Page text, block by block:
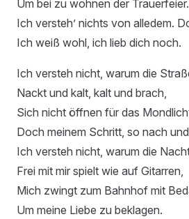
Um bei zu wohnen der Trauerfeier.
Ich versteh’ nichts von alledem.
Ich weiß wohl, ich lieb dich noch.
Ich versteh nicht, warum die
Nackt und kalt, kalt und brach,
Sich nicht öffnen für das
Doch meinem Schritt, so nach
Ich versteh nicht, warum die
Frei mit mir spielt wie auf Gitarren,
Mich zwingt zum Bahnhof mit
Um meine Liebe zu beklagen.